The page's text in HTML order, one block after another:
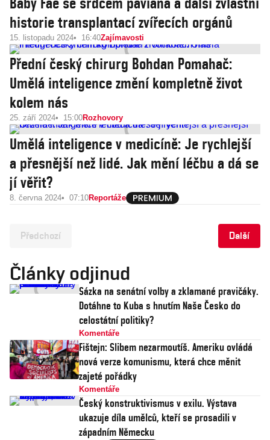
historie transplantací zvířecích orgánů
15. listopadu 2024 16:40Zajímavosti
Přední český chirurg Bohdan Pomahač:
Umělá inteligence změní kompletně život
kolem nás
25. září 2024 15:00Rozhovory
Umělá inteligence v medicíně: Je rychlejší
a přesnější než lidé. Jak mění léčbu a dá se
jí věřit?
8. června 2024 07:10Reportáže
Předchozí Další
Články odjinud
Sázka na senátní volby a zklamané pravičáky.
Dotáhne to Kuba s hnutím Naše Česko do
celostátní politiky?
Komentáře
Fištejn: Slibem nezarmoutíš. Ameriku ovládá
nová verze komunismu, která chce měnit
zajeté pořádky
Komentáře
Český konstruktivismus v exilu. Výstava
ukazuje díla umělců, kteří se prosadili v
západním Německu